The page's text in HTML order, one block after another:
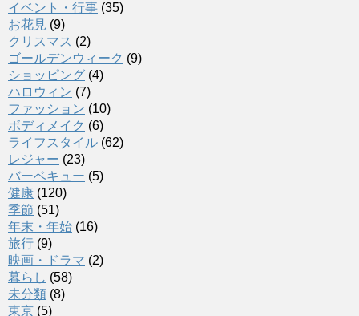
イベント・行事 (35)
お花見 (9)
クリスマス (2)
ゴールデンウィーク (9)
ショッピング (4)
ハロウィン (7)
ファッション (10)
ボディメイク (6)
ライフスタイル (62)
レジャー (23)
バーベキュー (5)
健康 (120)
季節 (51)
年末・年始 (16)
旅行 (9)
映画・ドラマ (2)
暮らし (58)
未分類 (8)
東京 (5)